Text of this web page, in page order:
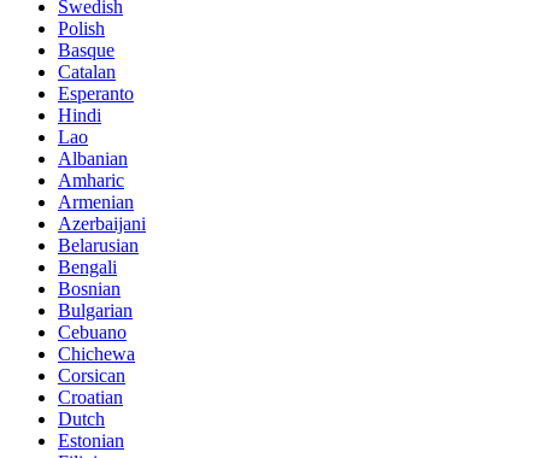
Swedish
Polish
Basque
Catalan
Esperanto
Hindi
Lao
Albanian
Amharic
Armenian
Azerbaijani
Belarusian
Bengali
Bosnian
Bulgarian
Cebuano
Chichewa
Corsican
Croatian
Dutch
Estonian